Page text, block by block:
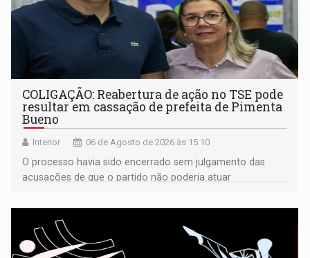
COLIGAÇÃO: Reabertura de ação no TSE pode
resultar em cassação de prefeita de Pimenta
Bueno
Interior 06 de Agosto de 2026 às 15:10
O processo havia sido encerrado sem julgamento das
acusações de que o partido não poderia atuar